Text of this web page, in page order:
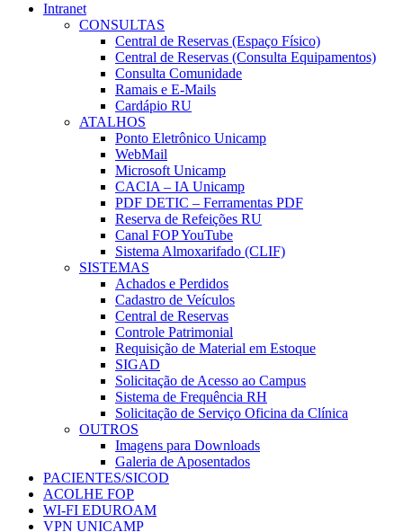
Intranet
CONSULTAS
Central de Reservas (Espaço Físico)
Central de Reservas (Consulta Equipamentos)
Consulta Comunidade
Ramais e E-Mails
Cardápio RU
ATALHOS
Ponto Eletrônico Unicamp
WebMail
Microsoft Unicamp
CACIA – IA Unicamp
PDF DETIC – Ferramentas PDF
Reserva de Refeições RU
Canal FOP YouTube
Sistema Almoxarifado (CLIF)
SISTEMAS
Achados e Perdidos
Cadastro de Veículos
Central de Reservas
Controle Patrimonial
Requisição de Material em Estoque
SIGAD
Solicitação de Acesso ao Campus
Sistema de Frequência RH
Solicitação de Serviço Oficina da Clínica
OUTROS
Imagens para Downloads
Galeria de Aposentados
PACIENTES/SICOD
ACOLHE FOP
WI-FI EDUROAM
VPN UNICAMP